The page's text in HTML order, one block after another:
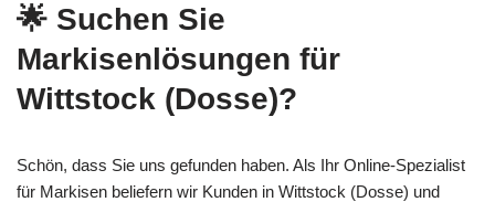
🌟 Suchen Sie
Markisenlösungen für
Wittstock (Dosse)?
Schön, dass Sie uns gefunden haben. Als Ihr Online‑Spezialist
für Markisen beliefern wir Kunden in Wittstock (Dosse) und